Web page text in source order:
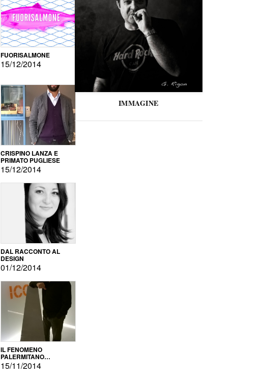
FUORISALMONE
15/12/2014
CRISPINO LANZA E
PRIMATO PUGLIESE
15/12/2014
DAL RACCONTO AL
DESIGN
01/12/2014
IL FENOMENO
PALERMITANO
DELL'AUTOPRODUZIONE
15/11/2014
IMMAGINE